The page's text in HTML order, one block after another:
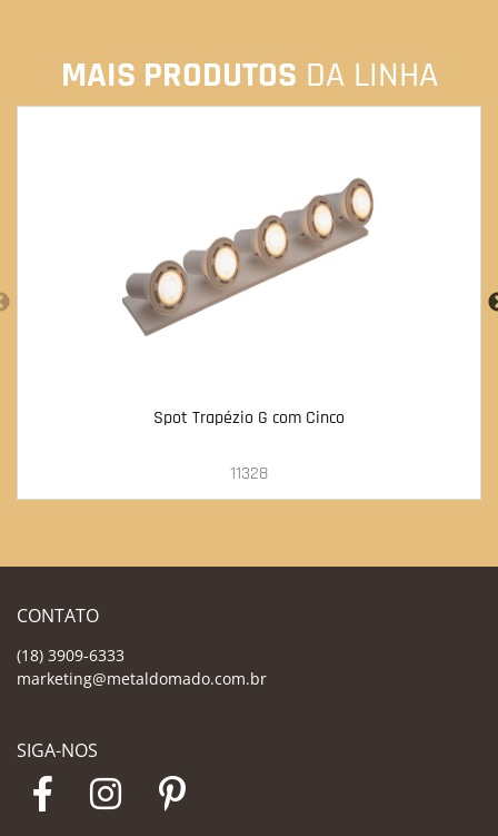
MAIS PRODUTOS DA LINHA
Spot Trapézio G com Cinco
11328
CONTATO
(18) 3909-6333
marketing@metaldomado.com.br
SIGA-NOS